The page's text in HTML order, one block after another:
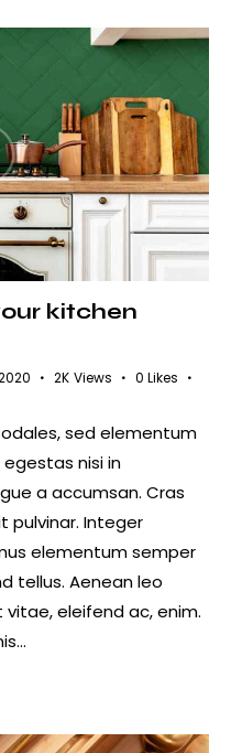
kitchen
2K Views 0 Likes
sed elementum
nisi in
a accumsan. Cras
pulvinar. Integer
elementum semper
tellus. Aenean leo
eleifend ac, enim.